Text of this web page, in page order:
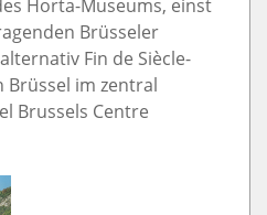
Horta-Museums, einst
Brüsseler
Fin de Siècle-
Brüssel im zentral
Brussels Centre